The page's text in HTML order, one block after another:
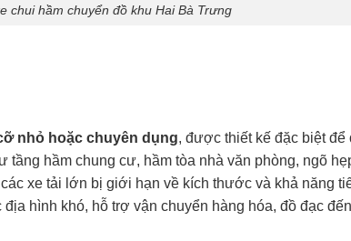
chui hầm chuyển đồ khu Hai Bà Trưng
nhỏ hoặc chuyên dụng, được thiết kế đặc biệt để
tầng hầm chung cư, hầm tòa nhà văn phòng, ngõ
xe tải lớn bị giới hạn về kích thước và khả năng
địa hình khó, hỗ trợ vận chuyển hàng hóa, đồ đạc